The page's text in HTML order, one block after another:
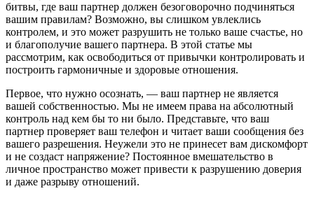
битвы, где ваш партнер должен безоговорочно подчиняться
вашим правилам? Возможно, вы слишком увлеклись
контролем, и это может разрушить не только ваше счастье, но
и благополучие вашего партнера. В этой статье мы
рассмотрим, как освободиться от привычки контролировать и
построить гармоничные и здоровые отношения.
Первое, что нужно осознать, — ваш партнер не является
вашей собственностью. Мы не имеем права на абсолютный
контроль над кем бы то ни было. Представьте, что ваш
партнер проверяет ваш телефон и читает ваши сообщения без
вашего разрешения. Неужели это не принесет вам дискомфорт
и не создаст напряжение? Постоянное вмешательство в
личное пространство может привести к разрушению доверия
и даже разрыву отношений.